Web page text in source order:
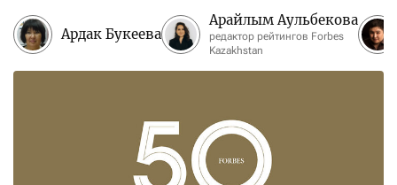
Ардак Букеева
Арайлым Аульбекова
редактор рейтингов Forbes
Kazakhstan